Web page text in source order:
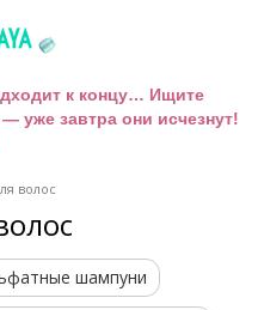
к концу… Ищите
уже завтра они исчезнут!
волос
шампуни